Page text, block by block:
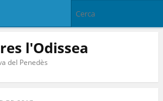
l'Odissea
del Penedès